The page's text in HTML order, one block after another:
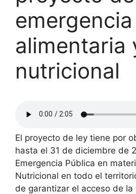
emergencia
alimentaria
nutricional
El proyecto de ley tiene por
hasta el 31 de diciembre de
Emergencia Pública en
Nutricional en todo el
de garantizar el acceso de la